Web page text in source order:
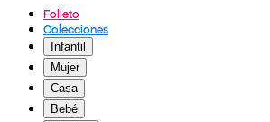
Folleto
Colecciones
Infantil
Mujer
Casa
Bebé